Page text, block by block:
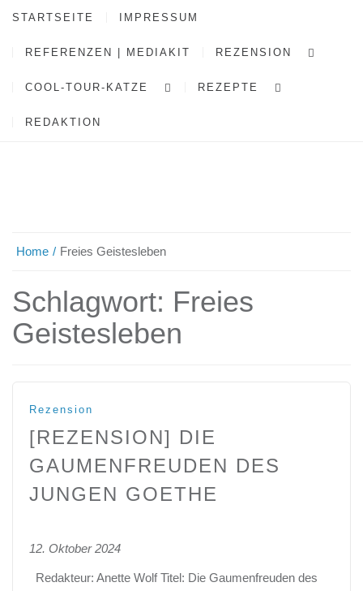
STARTSEITE IMPRESSUM
REFERENZEN | MEDIAKIT REZENSION
COOL-TOUR-KATZE REZEPTE
REDAKTION
Home Freies Geistesleben
Schlagwort: Freies
Geistesleben
Rezension
[REZENSION] DIE
GAUMENFREUDEN DES
JUNGEN GOETHE
12. Oktober 2024
Redakteur: Anette Wolf Titel: Die Gaumenfreuden des